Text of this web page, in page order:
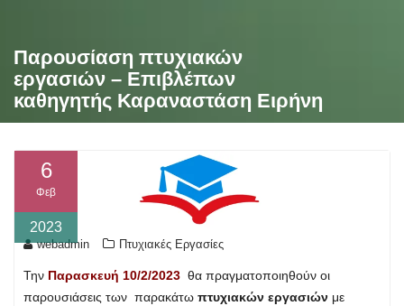
Παρουσίαση πτυχιακών
εργασιών – Επιβλέπων
καθηγητής Καραναστάση Ειρήνη
6
Φεβ
2023
webadmin Πτυχιακές Εργασίες
Την Παρασκευή 10/2/2023 θα πραγματοποιηθούν οι
παρουσιάσεις των παρακάτω πτυχιακών εργασιών με